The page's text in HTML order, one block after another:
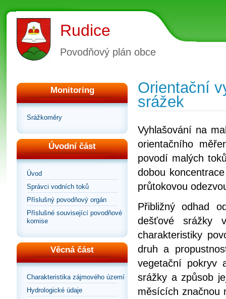
Rudice
Povodňový plán obce
Monitoring
Srážkoměry
Úvodní část
Úvod
Správci vodních toků
Příslušný povodňový orgán
Příslušné související povodňové
komise
Věcná část
Charakteristika zájmového území
Hydrologické údaje
Orientační
srážek
Vyhlašování na
orientačního
povodí malých
dobou
průtokovou
Přibližný odhad
dešťové srážky
charakteristiky
druh a
vegetační pokryv
srážky a způsob
měsících značnou